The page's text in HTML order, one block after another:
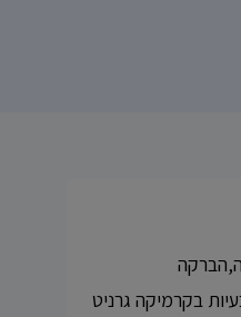
בקרמיקה גרניט